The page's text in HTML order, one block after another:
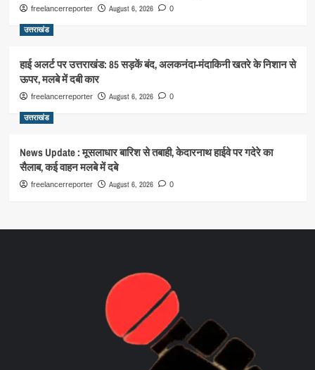
freelancerreporter August 6, 2026 0
उत्तराखंड
हाई अलर्ट पर उत्तराखंड: 85 सड़कें बंद, अलकनंदा-मंदाकिनी खतरे के निशान से
ऊपर, मलबे में दबी कार
freelancerreporter August 6, 2026 0
उत्तराखंड
News Update : मूसलाधार बारिश से तबाही, केदारनाथ हाईवे पर गदेरे का
सैलाब, कई वाहन मलबे में दबे
freelancerreporter August 6, 2026 0